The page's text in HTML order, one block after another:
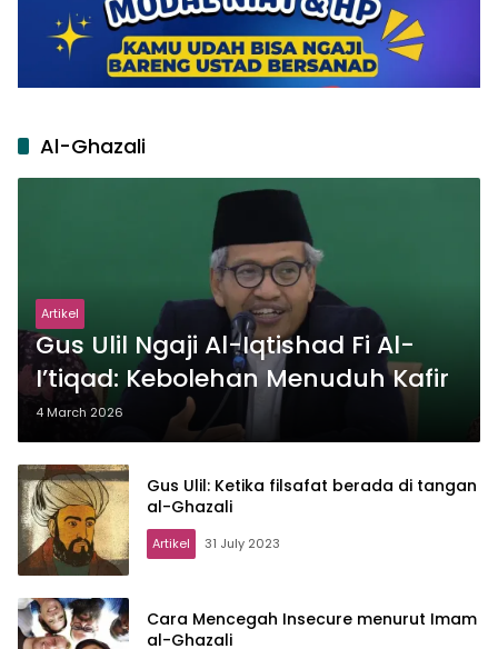
Al-Ghazali
Artikel
Gus Ulil Ngaji Al-Iqtishad Fi Al-
I’tiqad: Kebolehan Menuduh Kafir
4 March 2026
Gus Ulil: Ketika filsafat berada di tangan
al-Ghazali
Artikel 31 July 2023
Cara Mencegah Insecure menurut Imam
al-Ghazali